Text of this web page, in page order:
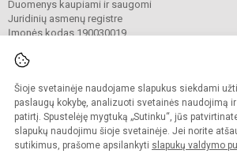
Šioje svetainėje naudojame slapukus siekdami
paslaugų kokybę, analizuoti svetainės naudojimą
patirtį. Spustelėję mygtuką „Sutinku“, jūs
slapukų naudojimu šioje svetainėje. Jei norite
sutikimus, prašome apsilankyti slapukų valdymo
Duomenys kaupiami ir saugomi
Juridinių asmenų registre
Įmonės kodas 190030019
© 2023. Vilniaus lopšelis-darželis „Varpelis“.
Kopijuoti turinį be raštiško įstaigos administracijos
Prieinamumo paraiška Slapukų
Sumanus būdas atnaujinti